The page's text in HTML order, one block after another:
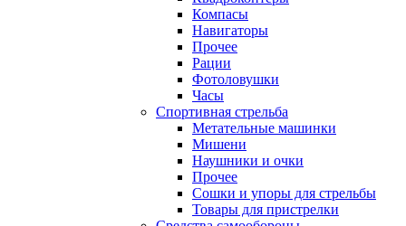
Компасы
Навигаторы
Прочее
Рации
Фотоловушки
Часы
Спортивная стрельба
Метательные машинки
Мишени
Наушники и очки
Прочее
Сошки и упоры для стрельбы
Товары для пристрелки